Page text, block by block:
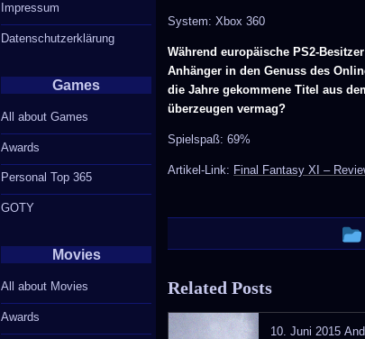
System: Xbox 360
Während europäische PS2-
Anhänger in den Genuss des
die Jahre gekommene Titel aus
überzeugen vermag?
Spielspaß: 69%
Artikel-Link: Final Fantasy XI –
Related Posts
10. Juni 2015
Impressum
Datenschutzerklärung
Games
All about Games
Awards
Personal Top 365
GOTY
Movies
All about Movies
Awards